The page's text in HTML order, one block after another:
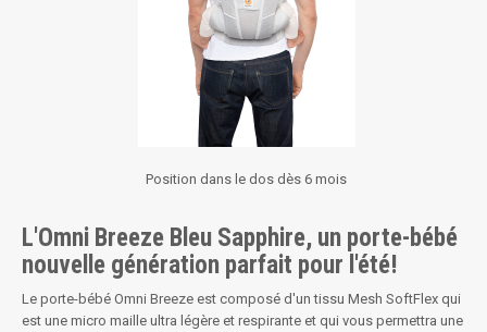
Position dans le dos dès 6 mois
L'Omni Breeze Bleu Sapphire, un porte-bébé
nouvelle génération parfait pour l'été!
Le porte-bébé Omni Breeze est composé d'un tissu Mesh SoftFlex qui
est une micro maille ultra légère et respirante et qui vous permettra une